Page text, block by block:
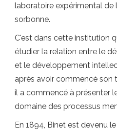
laboratoire expérimental de
sorbonne.
C'est dans cette institution
étudier la relation entre le
et le développement
après avoir commencé son
il a commencé à présenter
domaine des processus
En 1894, Binet est devenu